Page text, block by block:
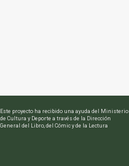
Este proyecto ha recibido una ayuda del Ministerio
de Cultura y Deporte a través de la Dirección
General del Libro, del Cómic y de la Lectura